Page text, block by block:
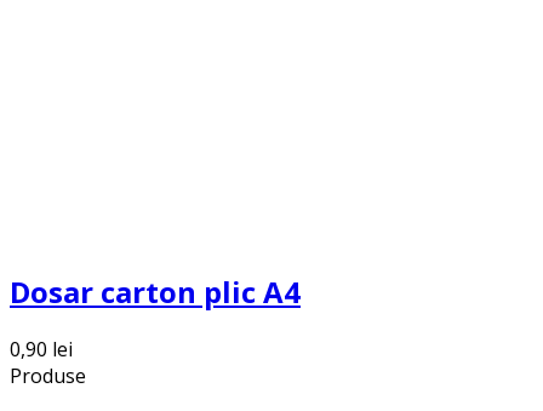
Dosar carton plic A4
0,90 lei
Produse